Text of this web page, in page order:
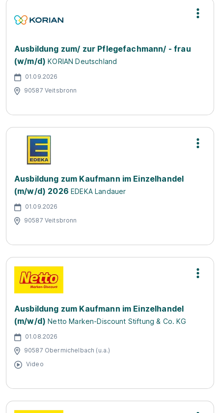
Ausbildung zum/ zur Pflegefachmann/ - frau
(w/m/d) KORIAN Deutschland
01.09.2026
90587 Veitsbronn
Ausbildung zum Kaufmann im Einzelhandel
(m/w/d) 2026 EDEKA Landauer
01.09.2026
90587 Veitsbronn
Ausbildung zum Kaufmann im Einzelhandel
(m/w/d) Netto Marken-Discount Stiftung & Co. KG
01.08.2026
90587 Obermichelbach (u.a.)
Video